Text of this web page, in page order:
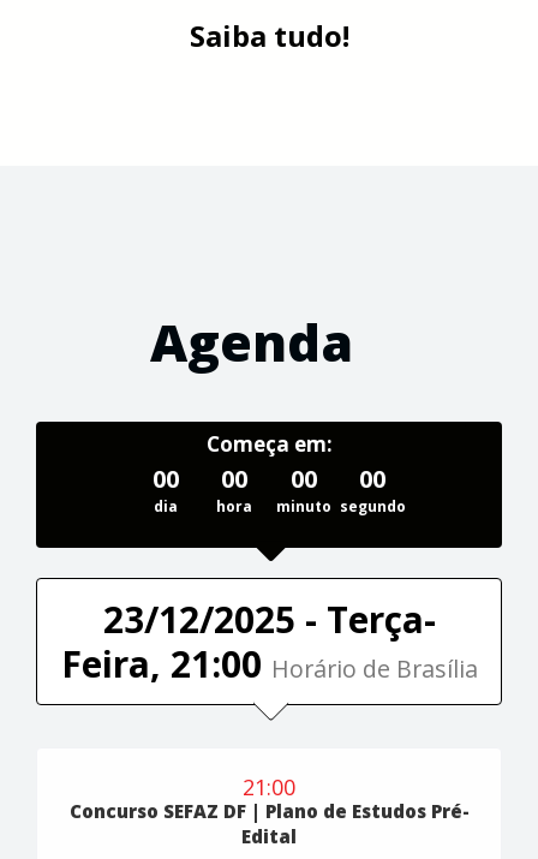
Saiba tudo!
Agenda
Começa em:
00
dia
00
hora
00
minuto
00
segundo
23/12/2025 - Terça-
Feira, 21:00 Horário de Brasília
21:00
Concurso SEFAZ DF | Plano de Estudos Pré-
Edital